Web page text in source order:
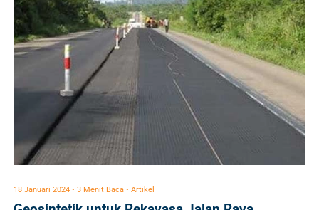
18 Januari 2024 • 3 Menit Baca • Artikel